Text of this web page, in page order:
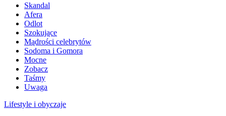
Skandal
Afera
Odlot
Szokujące
Mądrości celebrytów
Sodoma i Gomora
Mocne
Zobacz
Taśmy
Uwaga
Lifestyle i obyczaje